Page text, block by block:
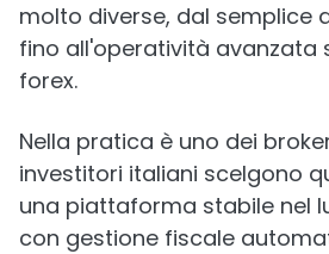
molto diverse, dal semplice
fino all'operatività avanzata
forex.
Nella pratica è uno dei
investitori italiani scelgono
una piattaforma stabile nel
con gestione fiscale